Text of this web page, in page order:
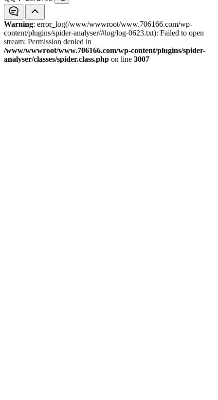
Warning: error_log(/www/wwwroot/www.706166.com/wp-
content/plugins/spider-analyser/#log/log-0623.txt): Failed to open
stream: Permission denied in
/www/wwwroot/www.706166.com/wp-content/plugins/spider-
analyser/classes/spider.class.php on line 3007